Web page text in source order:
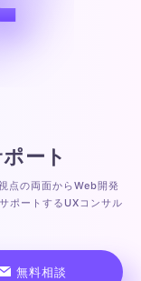
ート
点の両面からWeb開発
ポートするUXコンサル
無料相談